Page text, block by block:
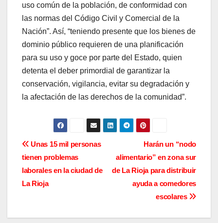
uso común de la población, de conformidad con
las normas del Código Civil y Comercial de la
Nación”. Así, “teniendo presente que los bienes de
dominio público requieren de una planificación
para su uso y goce por parte del Estado, quien
detenta el deber primordial de garantizar la
conservación, vigilancia, evitar su degradación y
la afectación de las derechos de la comunidad”.
N
a
v
Harán un “nodo
alimentario” en zona sur
de La Rioja para distribuir
ayuda a comedores
escolares
Unas 15 mil personas
tienen problemas
laborales en la ciudad de
La Rioja